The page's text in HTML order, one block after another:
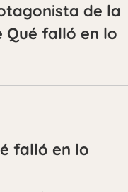
de la
Qué falló en lo
falló en lo